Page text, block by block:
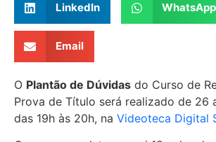
LinkedIn WhatsApp
Email
O Plantão de Dúvidas do Curso de
Prova de Título será realizado de 26
das 19h às 20h, na Videoteca Digital